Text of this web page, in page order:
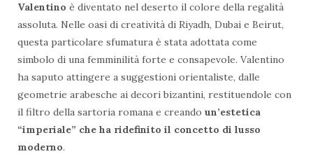
Valentino è diventato nel deserto il colore della regalità
assoluta. Nelle oasi di creatività di Riyadh, Dubai e Beirut,
questa particolare sfumatura è stata adottata come
simbolo di una femminilità forte e consapevole. Valentino
ha saputo attingere a suggestioni orientaliste, dalle
geometrie arabesche ai decori bizantini, restituendole con
il filtro della sartoria romana e creando un’estetica
“imperiale” che ha ridefinito il concetto di lusso
moderno.